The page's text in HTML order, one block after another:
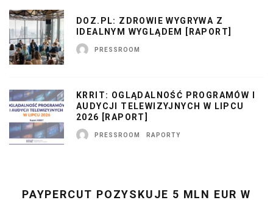
DOZ.PL: ZDROWIE WYGRYWA Z
IDEALNYM WYGLĄDEM [RAPORT]
PRESSROOM
KRRIT: OGLĄDALNOŚĆ PROGRAMÓW I
AUDYCJI TELEWIZYJNYCH W LIPCU
2026 [RAPORT]
PRESSROOM RAPORTY
PAYPERCUT POZYSKUJE 5 MLN EUR W